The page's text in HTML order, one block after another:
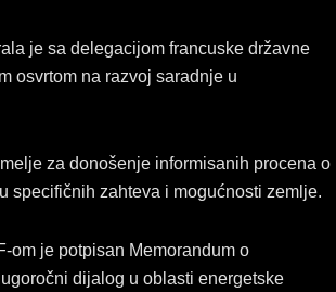
b
o
e
d
a
je sa delegacijom francuske državne
osvrtom na razvoj saradnje u
za donošenje informisanih procena o
specifičnih zahteva i mogućnosti zemlje.
om je potpisan Memorandum o
dijalog u oblasti energetske